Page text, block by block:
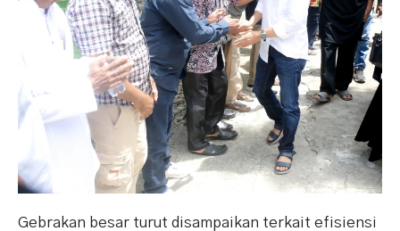
Gebrakan besar turut disampaikan terkait efisiensi